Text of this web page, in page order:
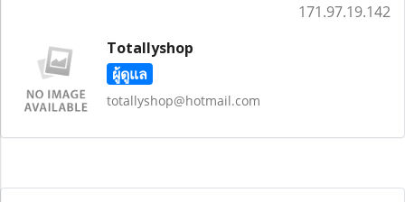
171.97.19.142
Totallyshop
ผู้ดูแล
totallyshop@hotmail.com